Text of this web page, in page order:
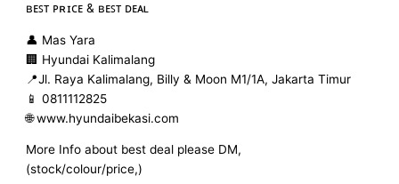
ʙᴇꜱᴛ ᴘʀɪᴄᴇ & ʙᴇꜱᴛ ᴅᴇᴀʟ
👤 Mas Yara
🏢 Hyundai Kalimalang
📍Jl. Raya Kalimalang, Billy & Moon M1/1A, Jakarta Timur
📱 0811112825
🌐 www.hyundaibekasi.com
More Info about best deal please DM,
(stock/colour/price,)